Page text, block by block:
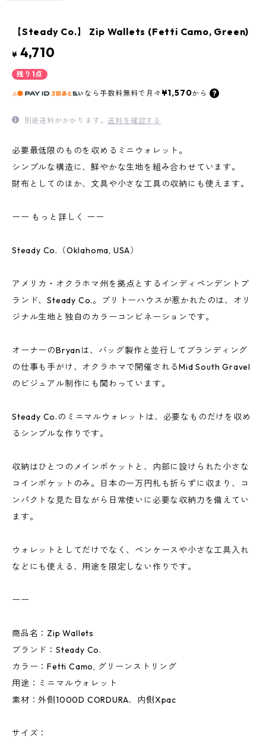
【Steady Co.】 Zip Wallets (Fetti Camo, Green)
¥ 4,710
残り1点
なら 手数料無料で 月々 ¥1,570から
別途送料がかかります。送料を確認する
必要最低限のものを収めるミニウォレット。
シンプルな構造に、鮮やかな生地を組み合わせています。
財布としてのほか、文具や小さな工具の収納にも使えます。
ーー もっと詳しく ーー
Steady Co.（Oklahoma, USA）
アメリカ・オクラホマ州を拠点とするインディペンデントブ
ランド、Steady Co.。ブリトーハウスが惹かれたのは、オリ
ジナル生地と独自のカラーコンビネーションです。
オーナーのBryanは、バッグ製作と並行してブランディング
の仕事も手がけ、オクラホマで開催されるMid South Gravel
のビジュアル制作にも関わっています。
Steady Co.のミニマルウォレットは、必要なものだけを収め
るシンプルな作りです。
収納はひとつのメインポケットと、内部に設けられた小さな
コインポケットのみ。日本の一万円札も折らずに収まり、コ
ンパクトな見た目ながら日常使いに必要な収納力を備えてい
ます。
ウォレットとしてだけでなく、ペンケースや小さな工具入れ
などにも使える、用途を限定しない作りです。
ーー
商品名：Zip Wallets
ブランド：Steady Co.
カラー：Fetti Camo, グリーンストリング
用途：ミニマルウォレット
素材：外側1000D CORDURA、内側Xpac
サイズ：